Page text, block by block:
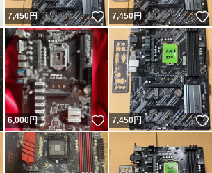
いいね！
7,450円 いいね！
7,450円
いいね！
6,000円 いいね！
7,450円